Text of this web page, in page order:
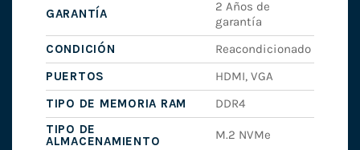
GARANTÍA
2 Años de
garantía
CONDICIÓN
Reacondicionado
PUERTOS
HDMI, VGA
TIPO DE MEMORIA RAM
DDR4
TIPO DE
ALMACENAMIENTO
M.2 NVMe